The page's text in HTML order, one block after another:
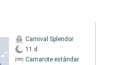
Carnival Splendor
11 d
Camarote estándar